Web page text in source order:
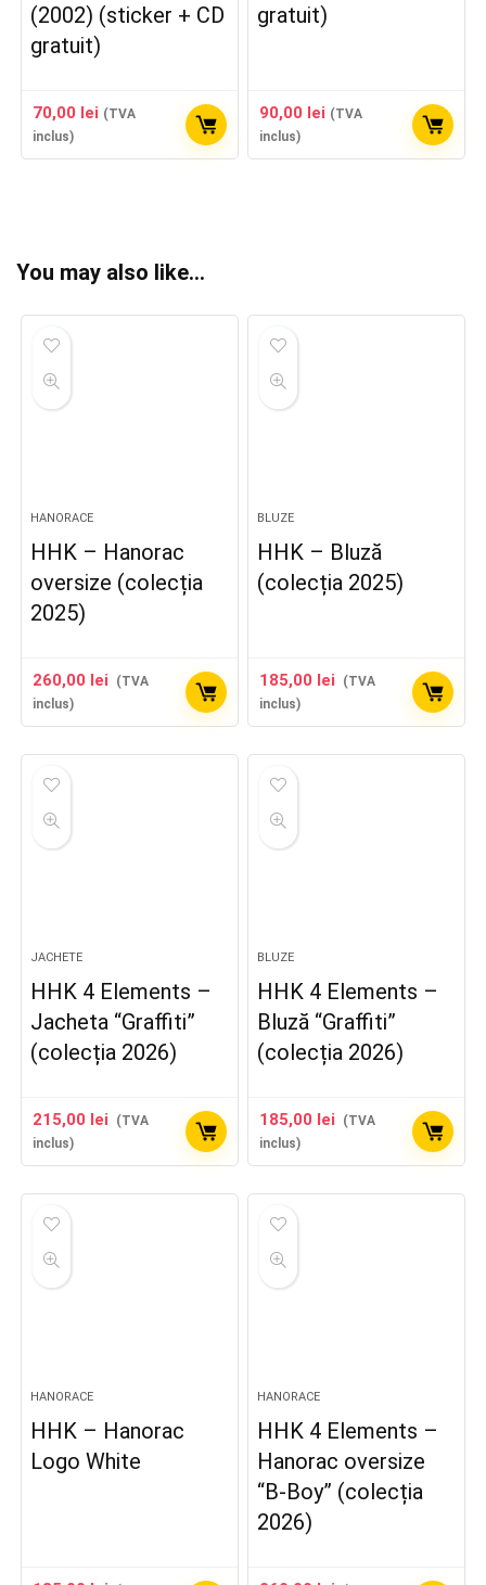
(2002) (sticker + CD
gratuit)
70,00 lei (TVA
inclus)
gratuit)
90,00 lei (TVA
inclus)
You may also like…
HANORACE
HHK – Hanorac
oversize (colecția
2025)
260,00 lei
(TVA
inclus)
BLUZE
HHK – Bluză
(colecția 2025)
185,00 lei
(TVA
inclus)
JACHETE
HHK 4 Elements –
Jacheta “Graffiti”
(colecția 2026)
215,00 lei
(TVA
inclus)
BLUZE
HHK 4 Elements –
Bluză “Graffiti”
(colecția 2026)
185,00 lei
(TVA
inclus)
HANORACE
HHK – Hanorac
Logo White
HANORACE
HHK 4 Elements –
Hanorac oversize
“B-Boy” (colecția
2026)